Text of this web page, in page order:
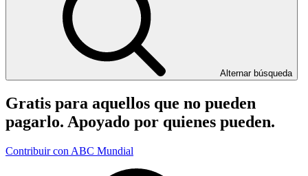
Alternar búsqueda
Gratis para aquellos que no pueden
pagarlo. Apoyado por quienes pueden.
Contribuir con ABC Mundial